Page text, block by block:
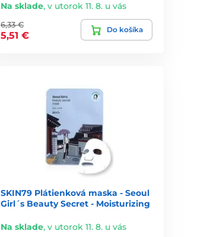
Na sklade,v utorok 11. 8. u vás
6,33 €
5,51 €
Do košíka
SKIN79 Plátienková maska - Seoul
Girl´s Beauty Secret - Moisturizing
Na sklade,v utorok 11. 8. u vás